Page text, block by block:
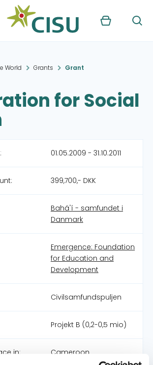
Kurv Søg
World Grants Grant
for Social
01.05.2009 - 31.10.2011
399,700,- DKK
Bahá'í - samfundet i
Danmark
Emergence: Foundation
for Education and
Development
Civilsamfundspuljen
Projekt B (0,2-0,5 mio)
in: Cameroon